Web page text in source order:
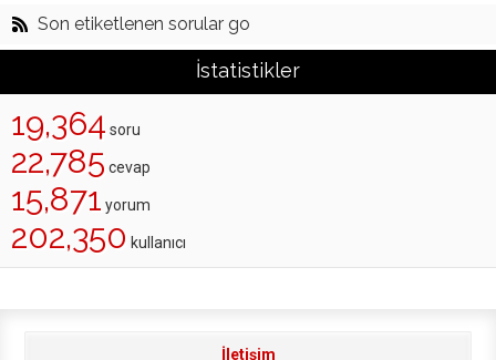
Son etiketlenen sorular go
İstatistikler
19,364 soru
22,785 cevap
15,871 yorum
202,350 kullanıcı
İletişim